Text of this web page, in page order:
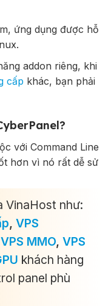
ứng dụng được hỗ
addon riêng, khi
cấp khác, bạn phải
với Command Line
hơn vì nó rất dễ sử
VinaHost như:
, VPS
VPS MMO, VPS
khách hàng
panel phù